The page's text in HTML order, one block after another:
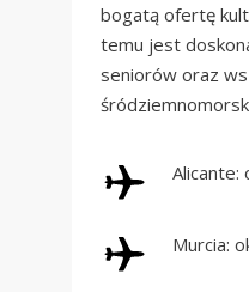
bogatą ofertę
temu jest
seniorów oraz
Alicante:
Murcia: